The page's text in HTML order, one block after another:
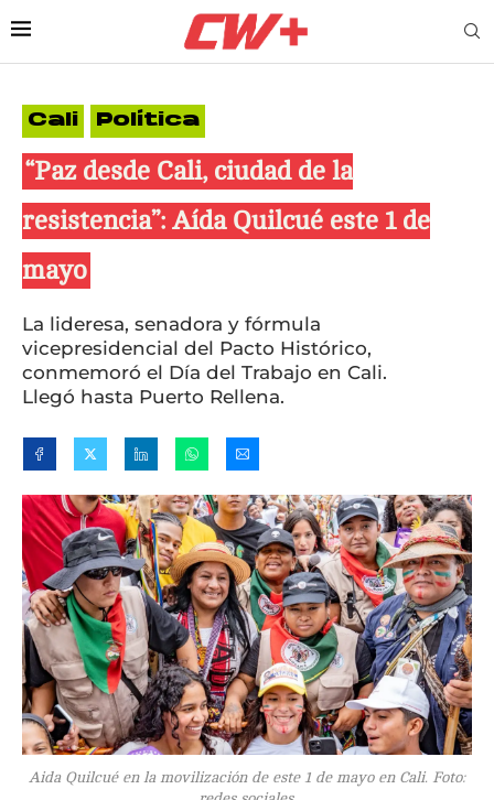
Cali Política
“Paz desde Cali, ciudad de la
resistencia”: Aída Quilcué este 1 de
mayo
La lideresa, senadora y fórmula
vicepresidencial del Pacto Histórico,
conmemoró el Día del Trabajo en Cali.
Llegó hasta Puerto Rellena.
Aida Quilcué en la movilización de este 1 de mayo en Cali. Foto: